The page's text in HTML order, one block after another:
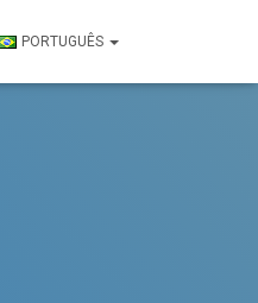
PORTUGUÊS